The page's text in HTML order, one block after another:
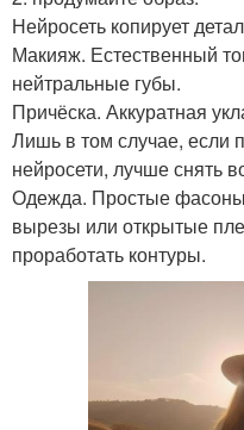
Нейросеть копирует
Макияж. Естественный
нейтральные губы.
Причёска. Аккуратная
Лишь в том случае, если
нейросети, лучше снять
Одежда. Простые фасоны
вырезы или открытые
проработать контуры.